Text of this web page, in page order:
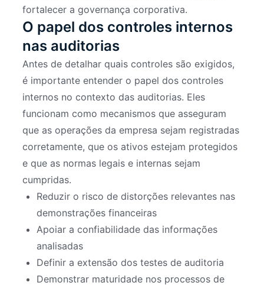
fortalecer a governança corporativa.
O papel dos controles internos
nas auditorias
Antes de detalhar quais controles são exigidos,
é importante entender o papel dos controles
internos no contexto das auditorias. Eles
funcionam como mecanismos que asseguram
que as operações da empresa sejam registradas
corretamente, que os ativos estejam protegidos
e que as normas legais e internas sejam
cumpridas.
Reduzir o risco de distorções relevantes nas
demonstrações financeiras
Apoiar a confiabilidade das informações
analisadas
Definir a extensão dos testes de auditoria
Demonstrar maturidade nos processos de